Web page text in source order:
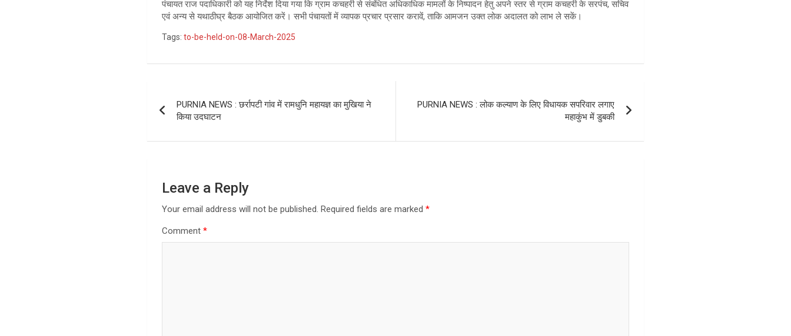
पंचायत राज पदाधिकारी को यह निर्देश दिया गया कि ग्राम कचहरी से संबंधित अधिकाधिक मामलों के निष्पादन हेतु अपने स्तर से ग्राम कचहरी के सरपंच, सचिव
एवं अन्य से यथाठीघ्र बैठक आयोजित करें। सभी पंचायतों में व्यापक प्रचार प्रसार करावें, ताकि आमजन उक्त लोक अदालत को लाभ ले सकें।
Tags: to-be-held-on-08-March-2025
navigation
PURNIA NEWS : छर्रापटी गांव में रामधुनि महायज्ञ का मुखिया ने
किया उदघाटन
PURNIA NEWS : लोक कल्याण के लिए विधायक सपरिवार लगाए
महाकुंभ में डुबकी
Leave a Reply
Your email address will not be published. Required fields are marked*
Comment*